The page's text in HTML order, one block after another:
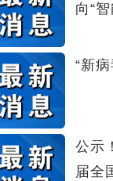
向“智
“新
公示
届全
中亚及俄罗斯媒